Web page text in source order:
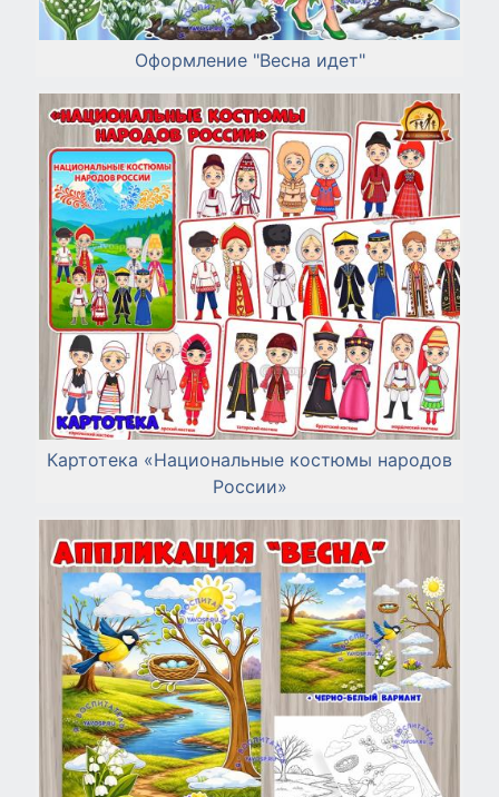
Оформление "Весна идет"
Картотека «Национальные костюмы народов
России»